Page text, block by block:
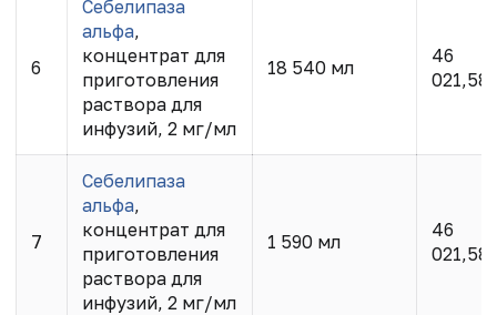
6
Себелипаза
альфа,
концентрат для
приготовления
раствора для
инфузий, 2 мг/мл
18 540 мл
46
021,58
7
Себелипаза
альфа,
концентрат для
приготовления
раствора для
инфузий, 2 мг/мл
1 590 мл
46
021,58